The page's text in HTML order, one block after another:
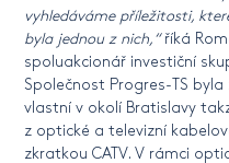
vyhledáváme příležitosti,
byla jednou z nich,“říká
spoluakcionář investiční
Společnost Progres-TS
vlastní v okolí Bratislavy
z optické a televizní
zkratkou CATV. V rámci